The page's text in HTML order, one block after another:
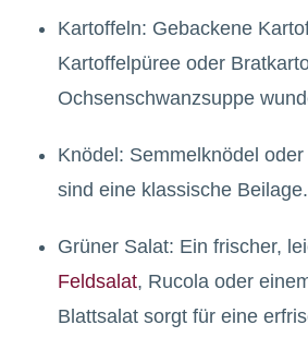
Kartoffeln: Gebackene
Kartoffelpüree oder
Ochsenschwanzsuppe
Knödel: Semmelknödel
sind eine klassische Beilage.
Grüner Salat: Ein frischer,
Feldsalat, Rucola oder
Blattsalat sorgt für eine